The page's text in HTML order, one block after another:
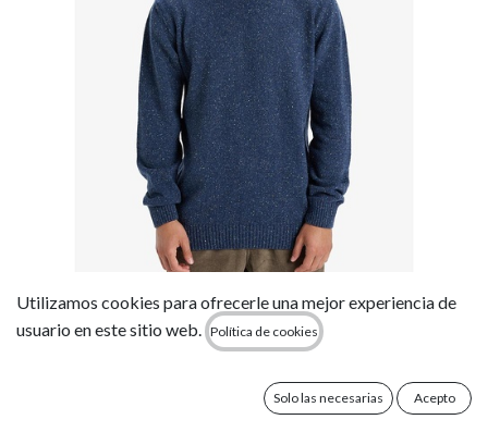
Jersey Quiksilver Slow Song - Estate Blue
(BSW0)
75,00€ 52,50€
Utilizamos cookies para ofrecerle una mejor experiencia de
usuario en este sitio web.
Política de cookies
Solo las necesarias Acepto